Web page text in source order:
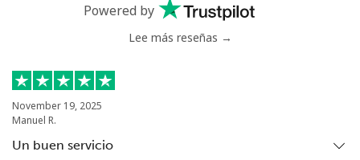
Powered by
Lee más reseñas →
November 19, 2025
Manuel R.
Un buen servicio